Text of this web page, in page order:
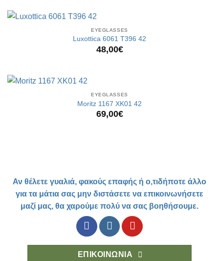
EYEGLASSES
Luxottica 6061 T396 42
48,00€
EYEGLASSES
Moritz 1167 XK01 42
69,00€
Αν θέλετε γυαλιά, φακούς επαφής ή ο,τιδήποτε άλλο
για τα μάτια σας μην διστάσετε να επικοινωνήσετε
μαζί μας, θα χαρούμε πολύ να σας βοηθήσουμε.
ΕΠΙΚΟΙΝΩΝΙΑ